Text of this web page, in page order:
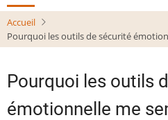
Accueil
Pourquoi les outils de sécurité
Pourquoi les outils
émotionnelle me